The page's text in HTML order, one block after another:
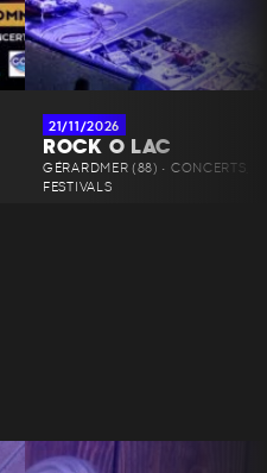
21/11/2026
ROCK O LAC
GÉRARDMER (88) • CONCERTS,
FESTIVALS